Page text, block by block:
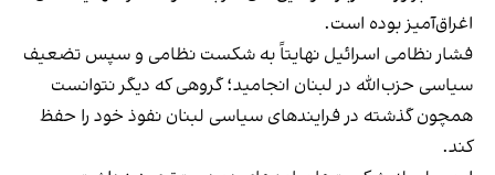
اغراق‌آمیز بوده است.
فشار نظامی اسرائیل نهایتاً به شکست نظامی و سپس تضعیف
سیاسی حزب‌الله در لبنان انجامید؛ گروهی که دیگر نتوانست
همچون گذشته در فرایندهای سیاسی لبنان نفوذ خود را حفظ
کند.